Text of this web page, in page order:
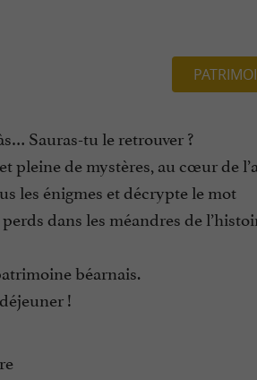
Sauras-tu le retrouver ?
pleine de mystères, au cœur de
les énigmes et décrypte le mot
dans les méandres de
béarnais.
!